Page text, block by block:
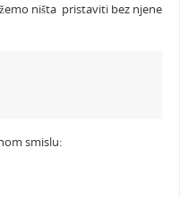
ništa pristaviti bez njene
smislu: